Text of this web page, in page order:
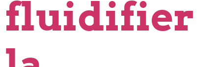
fluidifier